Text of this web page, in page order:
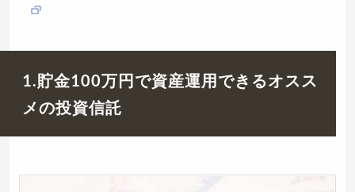
1.貯金100万円で資産運用できるオスス
メの投資信託